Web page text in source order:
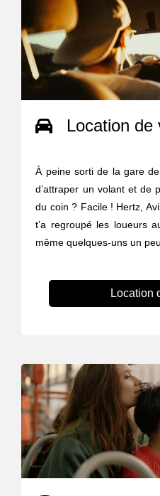
Location de
À peine sorti de la gare
d’attraper un volant et de
du coin ? Facile ! Hertz,
t’a regroupé les loueurs
même quelques-uns un
Location